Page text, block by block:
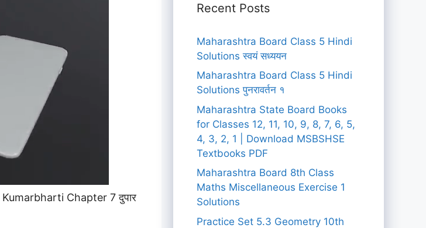
Kumarbharti Chapter 7 दुपार
Recent Posts
Maharashtra Board Class 5 Hindi
Solutions स्वयं सध्ययन
Maharashtra Board Class 5 Hindi
Solutions पुनरावर्तन १
Maharashtra State Board Books
for Classes 12, 11, 10, 9, 8, 7, 6, 5,
4, 3, 2, 1 | Download MSBSHSE
Textbooks PDF
Maharashtra Board 8th Class
Maths Miscellaneous Exercise 1
Solutions
Practice Set 5.3 Geometry 10th